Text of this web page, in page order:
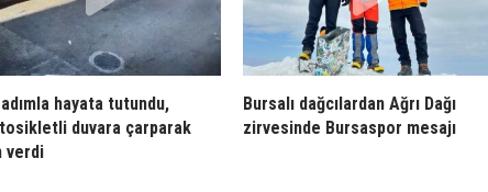
hayata tutundu,
duvara çarparak
verdi
Bursalı dağcılardan Ağrı Dağı
zirvesinde Bursaspor mesajı